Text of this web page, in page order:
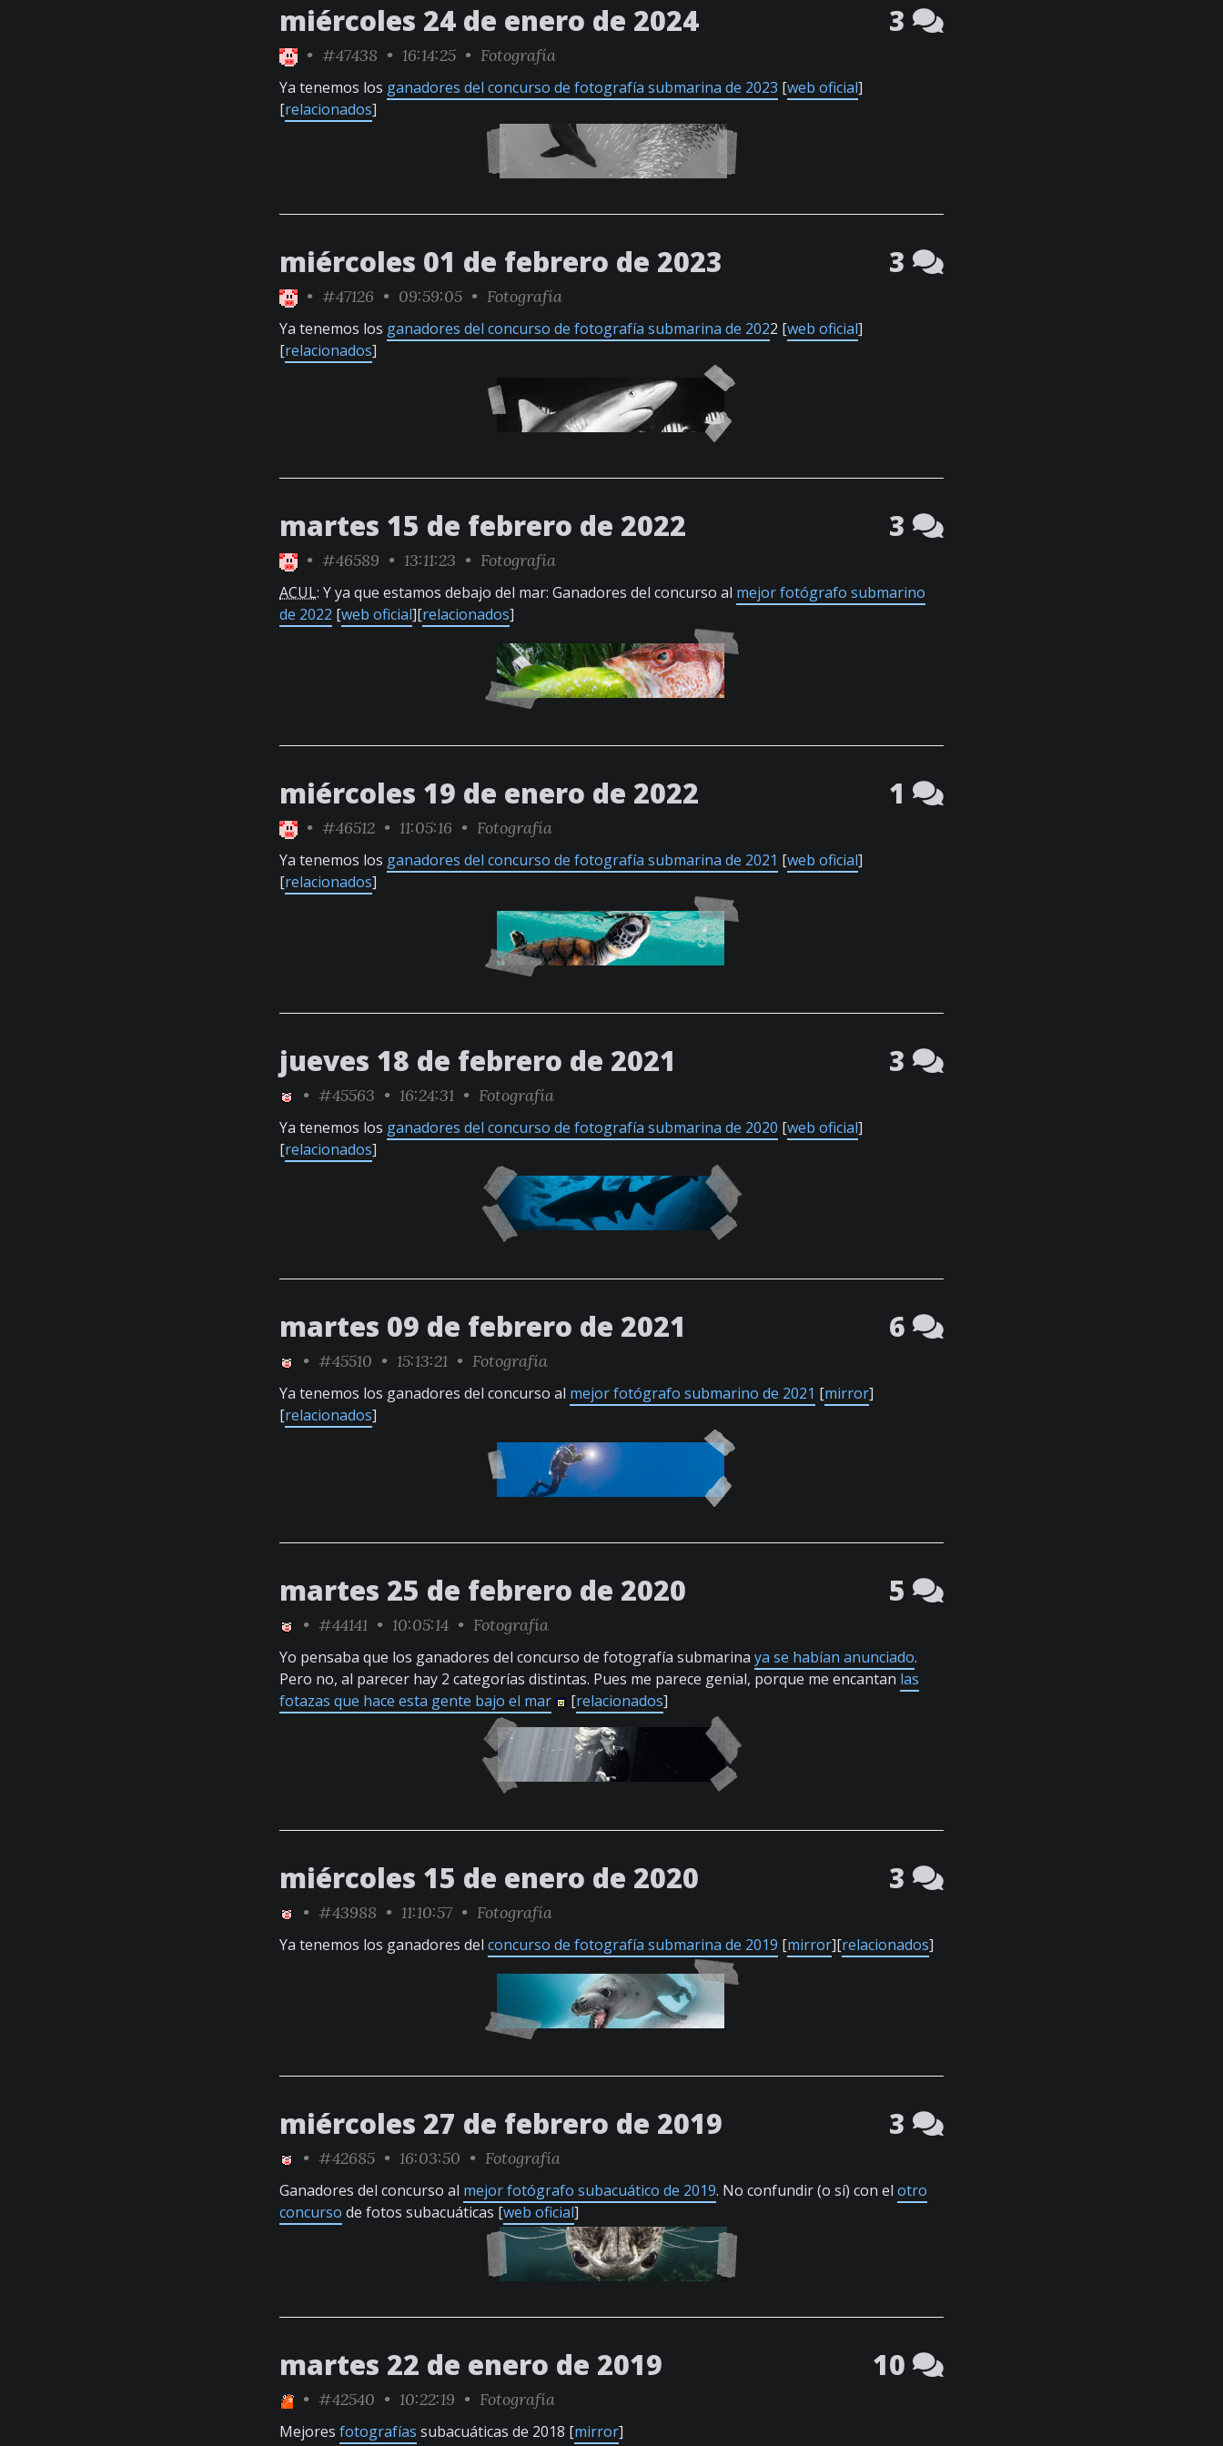
miércoles 24 de enero de 2024 3
• #47438 • 16:14:25 • Fotografía
Ya tenemos los ganadores del concurso de fotografía submarina de 2023 [web oficial]
[relacionados]
miércoles 01 de febrero de 2023 3
• #47126 • 09:59:05 • Fotografía
Ya tenemos los ganadores del concurso de fotografía submarina de 2022 [web oficial]
[relacionados]
martes 15 de febrero de 2022 3
• #46589 • 13:11:23 • Fotografía
ACUL: Y ya que estamos debajo del mar: Ganadores del concurso al mejor fotógrafo submarino
de 2022 [web oficial][relacionados]
miércoles 19 de enero de 2022 1
• #46512 • 11:05:16 • Fotografía
Ya tenemos los ganadores del concurso de fotografía submarina de 2021 [web oficial]
[relacionados]
jueves 18 de febrero de 2021 3
• #45563 • 16:24:31 • Fotografía
Ya tenemos los ganadores del concurso de fotografía submarina de 2020 [web oficial]
[relacionados]
martes 09 de febrero de 2021 6
• #45510 • 15:13:21 • Fotografía
Ya tenemos los ganadores del concurso al mejor fotógrafo submarino de 2021 [mirror]
[relacionados]
martes 25 de febrero de 2020 5
• #44141 • 10:05:14 • Fotografía
Yo pensaba que los ganadores del concurso de fotografía submarina ya se habían anunciado.
Pero no, al parecer hay 2 categorías distintas. Pues me parece genial, porque me encantan las
fotazas que hace esta gente bajo el mar
[relacionados]
miércoles 15 de enero de 2020 3
• #43988 • 11:10:57 • Fotografía
Ya tenemos los ganadores del concurso de fotografía submarina de 2019 [mirror][relacionados]
miércoles 27 de febrero de 2019 3
• #42685 • 16:03:50 • Fotografía
Ganadores del concurso al mejor fotógrafo subacuático de 2019. No confundir (o sí) con el otro
concurso de fotos subacuáticas [web oficial]
martes 22 de enero de 2019 10
• #42540 • 10:22:19 • Fotografía
Mejores fotografías subacuáticas de 2018 [mirror]